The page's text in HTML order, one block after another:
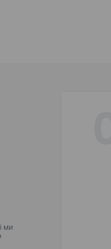
ми